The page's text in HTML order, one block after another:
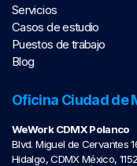
Servicios
Casos de estudio
Puestos de trabajo
Blog
Oficina Ciudad de
WeWork CDMX Polanco
Blvd. Miguel de Cervantes
Hidalgo, CDMX México,